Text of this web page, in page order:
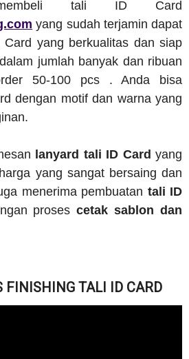
tali ID Card
yang sudah terjamin dapat
Card yang berkualitas dan siap
jumlah banyak dan ribuan
50-100 pcs . Anda bisa
dengan motif dan warna yang
lanyard tali ID Card yang
yang sangat bersaing dan
menerima pembuatan tali ID
prosescetak sablon dan
FINISHING TALI ID CARD